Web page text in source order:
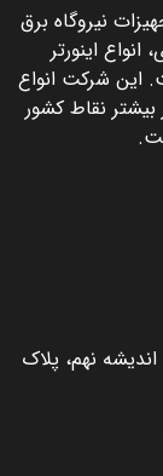
نیروگاه برق
اینورتر
این شرکت انواع
بیشتر نقاط کشور
اندیشه نهم، پلاک